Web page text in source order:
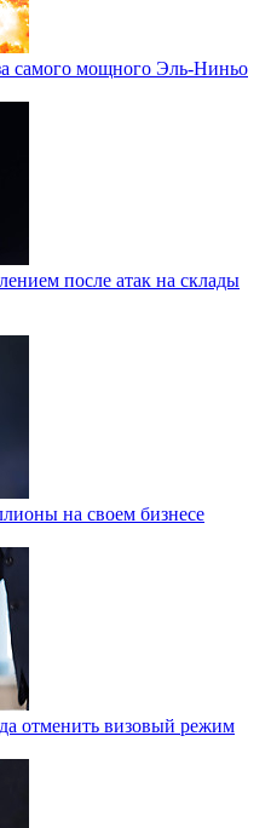
самого мощного Эль-Ниньо
после атак на склады
на своем бизнесе
отменить визовый режим